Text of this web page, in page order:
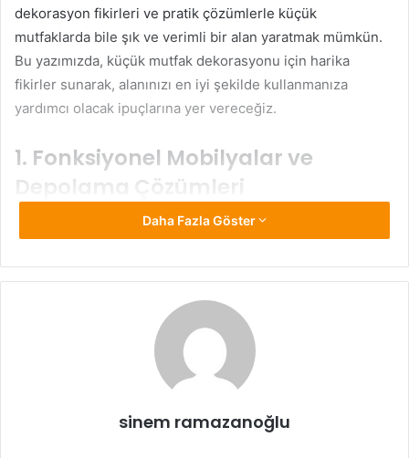
dekorasyon fikirleri ve pratik çözümlerle küçük
mutfaklarda bile şık ve verimli bir alan yaratmak mümkün.
Bu yazımızda, küçük mutfak dekorasyonu için harika
fikirler sunarak, alanınızı en iyi şekilde kullanmanıza
yardımcı olacak ipuçlarına yer vereceğiz.
1. Fonksiyonel Mobilyalar ve
Depolama Çözümleri
Küçük mutfak dekorasyonunun temel unsurlarından biri,
şeyin yerli yerinde olması gerekir. Fonksiyonel mobilyalar,
Örneğin, duvara monte edilen raflar, her türlü mutfak
gereçlerini yerleştirebilirsiniz. Aynı şekilde, içi çekmeceli
tezgahlar ve açılır kapanır dolaplar da mutfaktaki düzeni
artırır. Birçok eşyanın gizli saklanabileceği depolama
alanları sayesinde, mutfağınızda daha fazla hareket alanı
Daha Fazla Göster
sinem ramazanoğlu